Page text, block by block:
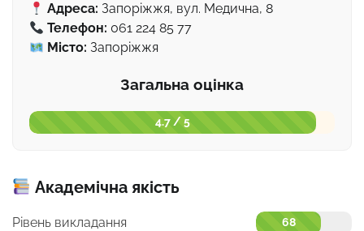
Адреса: Запоріжжя, вул. Медична, 8
Телефон: 061 224 85 77
Місто: Запоріжжя
Загальна оцінка
4.7 / 5
Академічна якість
Рівень викладання 68